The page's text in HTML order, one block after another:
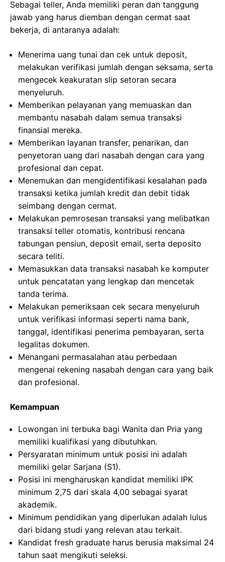
Sebagai teller, Anda memiliki peran dan tanggung
jawab yang harus diemban dengan cermat saat
bekerja, di antaranya adalah:
Menerima uang tunai dan cek untuk deposit,
melakukan verifikasi jumlah dengan seksama, serta
mengecek keakuratan slip setoran secara
menyeluruh.
Memberikan pelayanan yang memuaskan dan
membantu nasabah dalam semua transaksi
finansial mereka.
Memberikan layanan transfer, penarikan, dan
penyetoran uang dari nasabah dengan cara yang
profesional dan cepat.
Menemukan dan mengidentifikasi kesalahan pada
transaksi ketika jumlah kredit dan debit tidak
seimbang dengan cermat.
Melakukan pemrosesan transaksi yang melibatkan
transaksi teller otomatis, kontribusi rencana
tabungan pensiun, deposit email, serta deposito
secara teliti.
Memasukkan data transaksi nasabah ke komputer
untuk pencatatan yang lengkap dan mencetak
tanda terima.
Melakukan pemeriksaan cek secara menyeluruh
untuk verifikasi informasi seperti nama bank,
tanggal, identifikasi penerima pembayaran, serta
legalitas dokumen.
Menangani permasalahan atau perbedaan
mengenai rekening nasabah dengan cara yang baik
dan profesional.
Kemampuan
Lowongan ini terbuka bagi Wanita dan Pria yang
memiliki kualifikasi yang dibutuhkan.
Persyaratan minimum untuk posisi ini adalah
memiliki gelar Sarjana (S1).
Posisi ini mengharuskan kandidat memiliki IPK
minimum 2,75 dari skala 4,00 sebagai syarat
akademik.
Minimum pendidikan yang diperlukan adalah lulus
dari bidang studi yang relevan atau terkait.
Kandidat fresh graduate harus berusia maksimal 24
tahun saat mengikuti seleksi.